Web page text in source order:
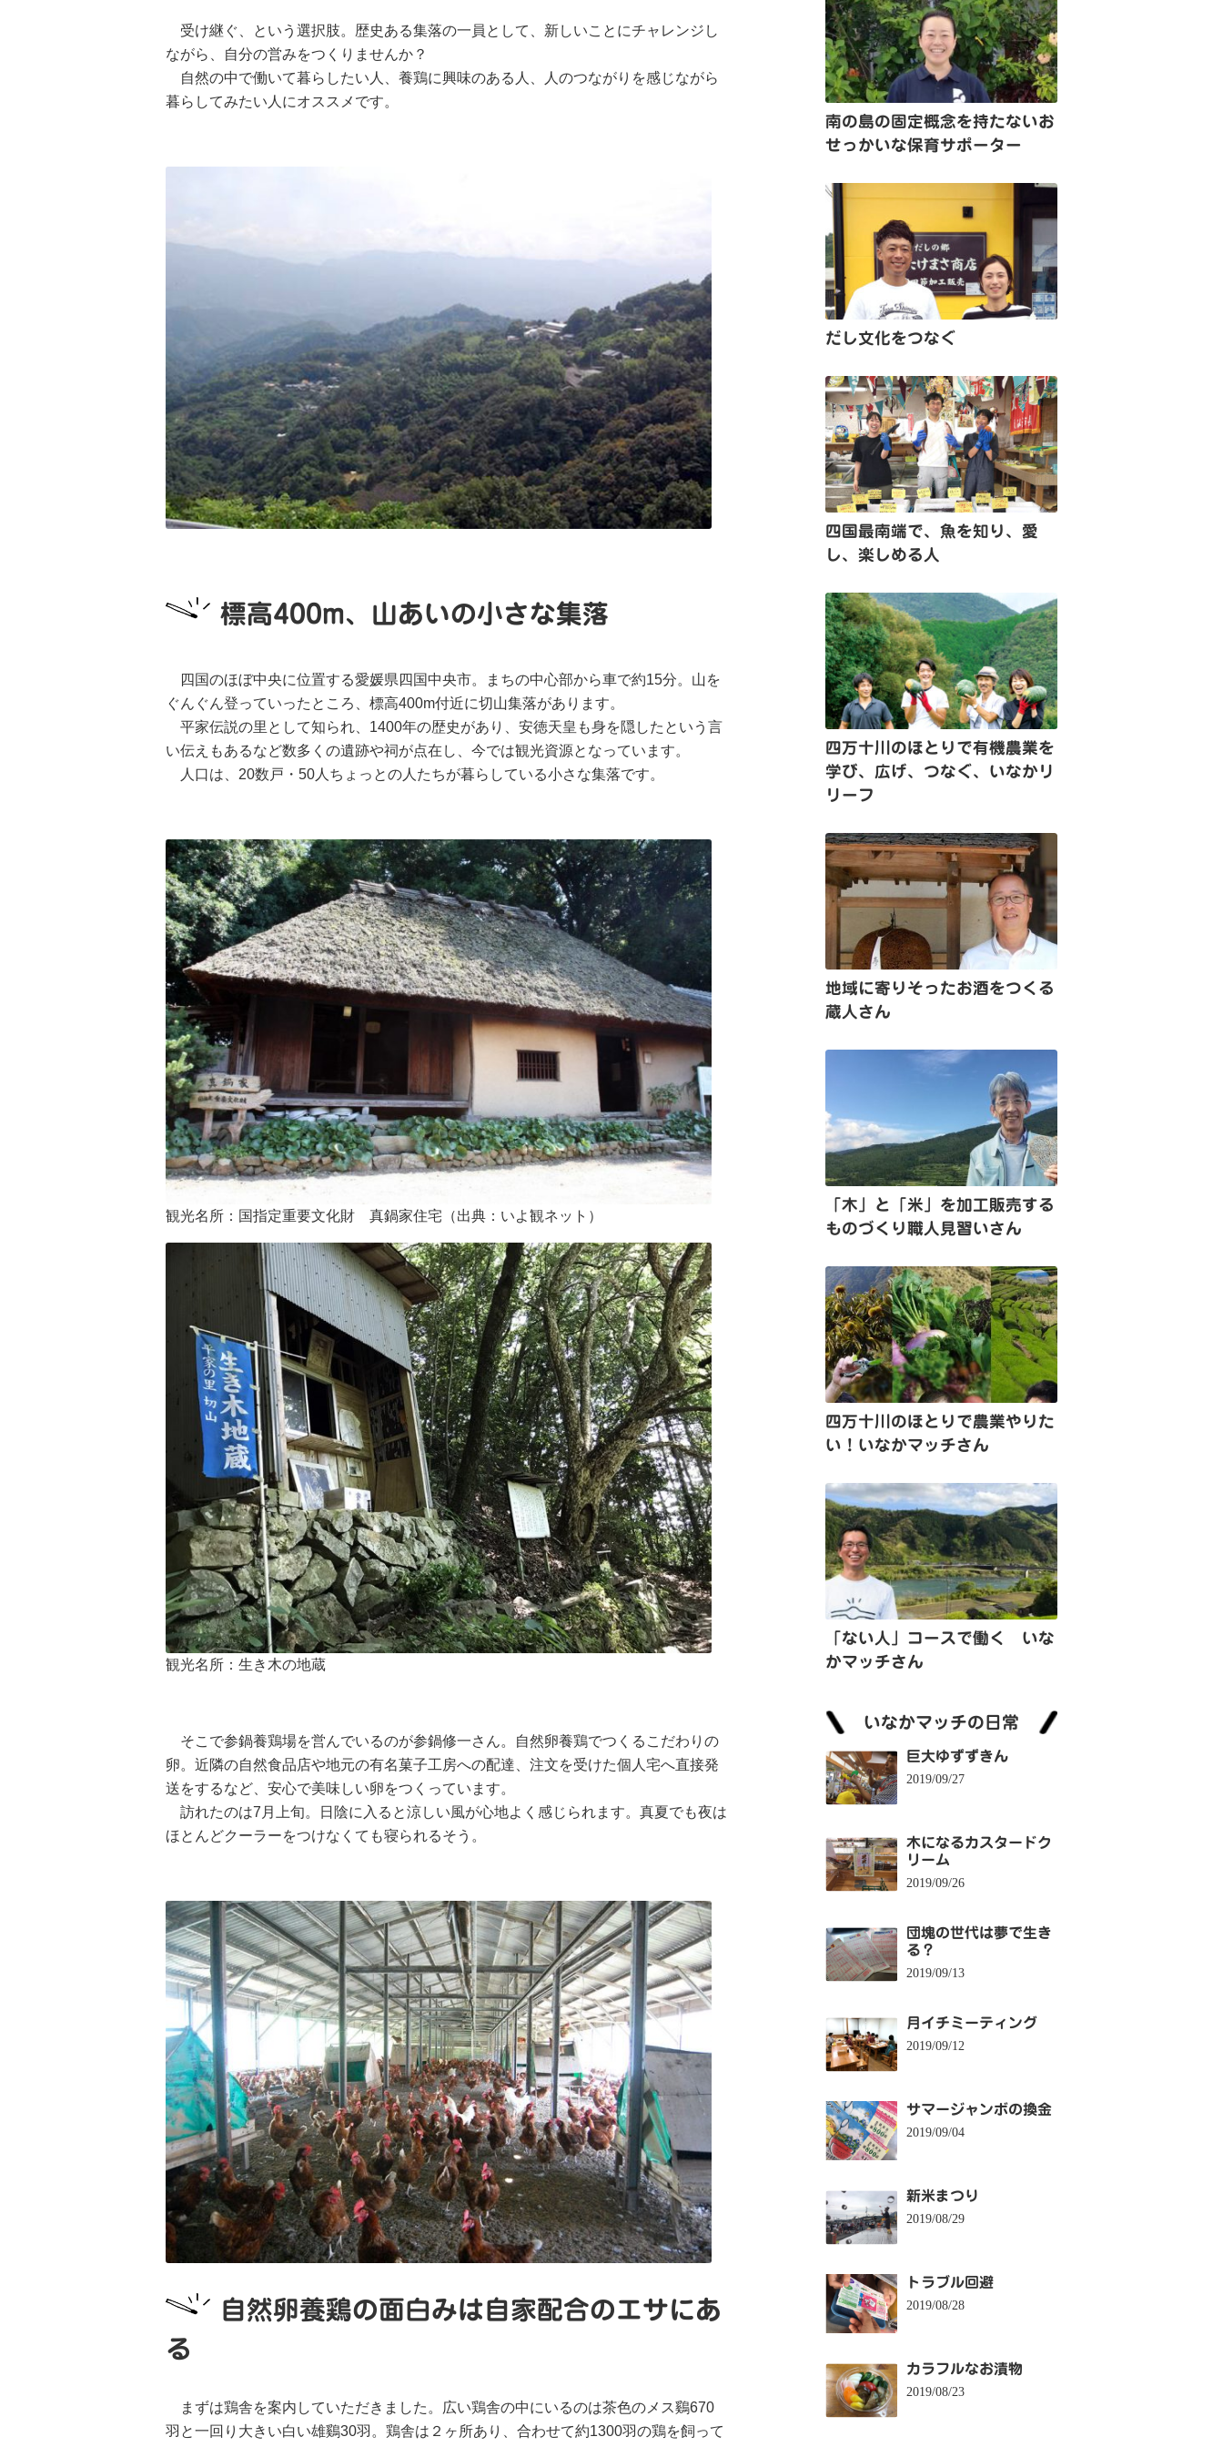
受け継ぐ、という選択肢。歴史ある集落の一員として、新しいことにチャレンジし
ながら、自分の営みをつくりませんか？
自然の中で働いて暮らしたい人、養鶏に興味のある人、人のつながりを感じながら
暮らしてみたい人にオススメです。
標高400m、山あいの小さな集落
四国のほぼ中央に位置する愛媛県四国中央市。まちの中心部から車で約15分。山を
ぐんぐん登っていったところ、標高400m付近に切山集落があります。
平家伝説の里として知られ、1400年の歴史があり、安徳天皇も身を隠したという言
い伝えもあるなど数多くの遺跡や祠が点在し、今では観光資源となっています。
人口は、20数戸・50人ちょっとの人たちが暮らしている小さな集落です。
観光名所：国指定重要文化財 真鍋家住宅（出典： いよ観ネット ）
観光名所：生き木の地蔵
そこで参鍋養鶏場を営んでいるのが参鍋修一さん。自然卵養鶏でつくるこだわりの
卵。近隣の自然食品店や地元の有名菓子工房への配達、注文を受けた個人宅へ直接発
送をするなど、安心で美味しい卵をつくっています。
訪れたのは7月上旬。日陰に入ると涼しい風が心地よく感じられます。真夏でも夜は
ほとんどクーラーをつけなくても寝られるそう。
自然卵養鶏の面白みは自家配合のエサにあ
る
まずは鶏舎を案内していただきました。広い鶏舎の中にいるのは茶色のメス鷄670
羽と一回り大きい白い雄鷄30羽。鶏舎は２ヶ所あり、合わせて約1300羽の鶏を飼って
南の島の固定概念を持たないお
せっかいな保育サポーター
だし文化をつなぐ
四国最南端で、魚を知り、愛
し、楽しめる人
四万十川のほとりで有機農業を
学び、広げ、つなぐ、いなかリ
リーフ
地域に寄りそったお酒をつくる
蔵人さん
「木」と「米」を加工販売する
ものづくり職人見習いさん
四万十川のほとりで農業やりた
い！いなかマッチさん
「ない人」コースで働く いな
かマッチさん
いなかマッチの日常
巨大ゆずずきん
2019/09/27
木になるカスタードク
リーム
2019/09/26
団塊の世代は夢で生き
る？
2019/09/13
月イチミーティング
2019/09/12
サマージャンボの換金
2019/09/04
新米まつり
2019/08/29
トラブル回避
2019/08/28
カラフルなお漬物
2019/08/23